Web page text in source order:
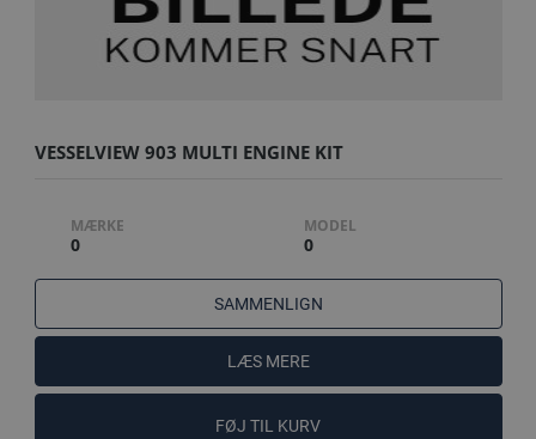
VESSELVIEW 903 MULTI ENGINE KIT
MÆRKE
0
MODEL
0
SAMMENLIGN
LÆS MERE
FØJ TIL KURV